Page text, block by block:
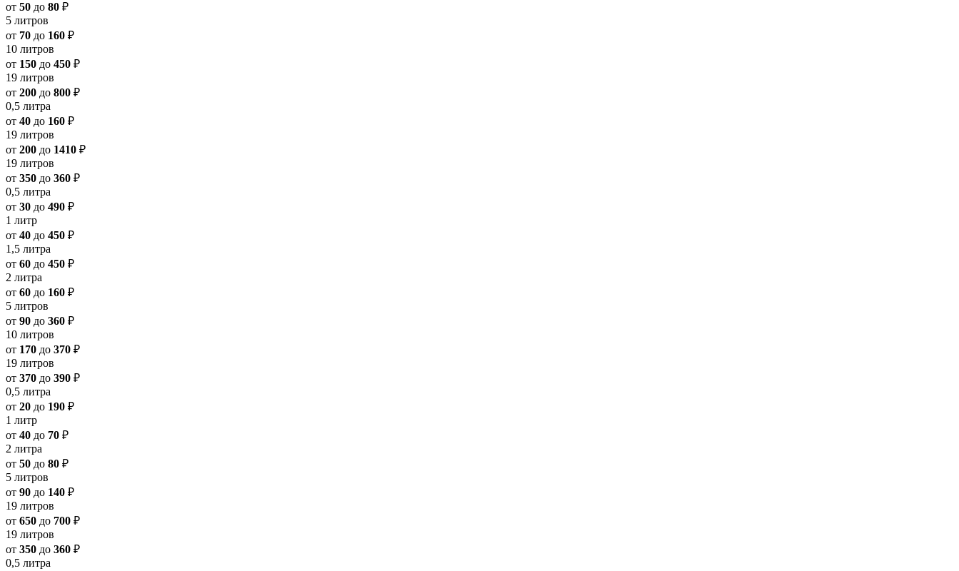
от 50 до 80 ₽
5 литров
от 70 до 160 ₽
10 литров
от 150 до 450 ₽
19 литров
от 200 до 800 ₽
0,5 литра
от 40 до 160 ₽
19 литров
от 200 до 1410 ₽
19 литров
от 350 до 360 ₽
0,5 литра
от 30 до 490 ₽
1 литр
от 40 до 450 ₽
1,5 литра
от 60 до 450 ₽
2 литра
от 60 до 160 ₽
5 литров
от 90 до 360 ₽
10 литров
от 170 до 370 ₽
19 литров
от 370 до 390 ₽
0,5 литра
от 20 до 190 ₽
1 литр
от 40 до 70 ₽
2 литра
от 50 до 80 ₽
5 литров
от 90 до 140 ₽
19 литров
от 650 до 700 ₽
19 литров
от 350 до 360 ₽
0,5 литра